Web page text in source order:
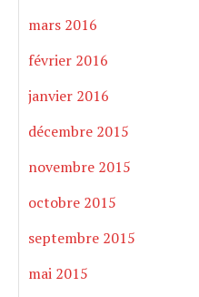
mars 2016
février 2016
janvier 2016
décembre 2015
novembre 2015
octobre 2015
septembre 2015
mai 2015